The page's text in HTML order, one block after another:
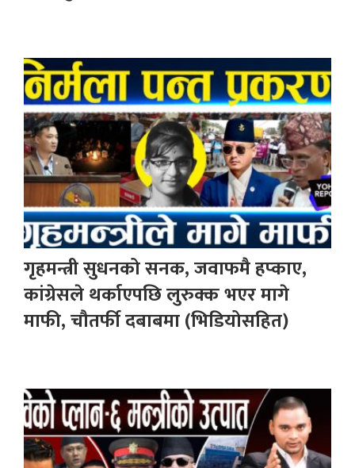
गृहमन्त्री सुधनको सनक, जवाफमै हप्काए,
कांग्रेसले थर्काएपछि लुरुक्क भएर मागे
माफी, चौतर्फी दबाबमा (भिडियोसहित)